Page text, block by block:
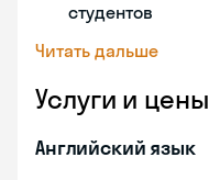
студентов
Читать дальше
Услуги и цены
Английский язык